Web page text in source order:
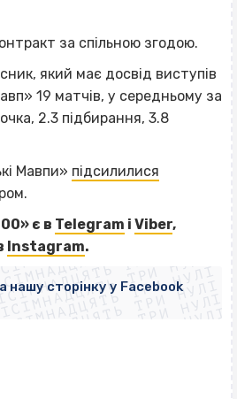
за спільною згодою.
який має досвід виступів
19 матчів, у середньому за
2.3 підбирання, 3.8
Мавпи» підсилилися
є в Telegram і Viber,
Instagram. ТРИ НУЛІ
ТРИ НУЛІ
ТРИ НУЛІ
ТРИ НУЛІ
ТРИ НУЛІ
ТРИ НУЛІ
ВІСІМНАДЦЯТЬ ТРИ НУЛІ
ВІСІМНАДЦЯТЬ ТРИ НУЛІ
нашу сторінку у Facebook